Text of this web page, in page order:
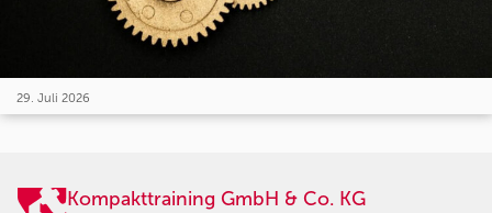
29. Juli 2026
Kompakttraining GmbH & Co. KG